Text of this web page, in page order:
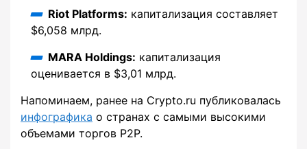
Riot Platforms: капитализация составляет
$6,058 млрд.
MARA Holdings: капитализация
оценивается в $3,01 млрд.
Напоминаем, ранее на Crypto.ru публиковалась
инфографика о странах с самыми высокими
объемами торгов P2P.